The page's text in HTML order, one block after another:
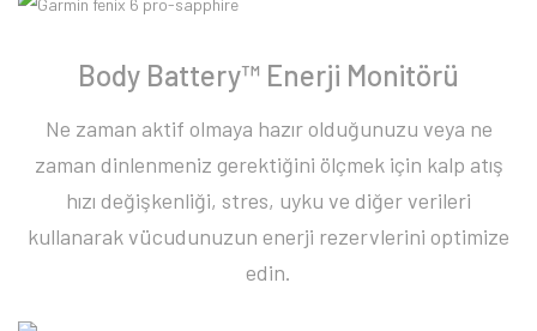
Body Battery™ Enerji Monitörü
Ne zaman aktif olmaya hazır olduğunuzu veya ne
zaman dinlenmeniz gerektiğini ölçmek için kalp atış
hızı değişkenliği, stres, uyku ve diğer verileri
kullanarak vücudunuzun enerji rezervlerini optimize
edin.